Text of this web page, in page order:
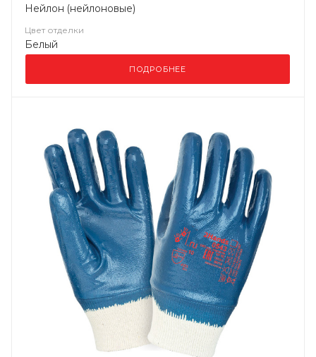
Нейлон (нейлоновые)
Цвет отделки
Белый
ПОДРОБНЕЕ